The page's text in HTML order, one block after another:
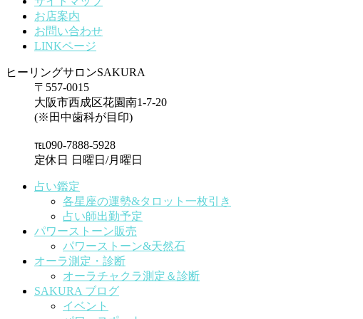
お店案内
お問い合わせ
LINKページ
ヒーリングサロンSAKURA
〒557-0015
大阪市西成区花園南1-7-20
(※田中歯科が目印)
℡090-7888-5928
定休日 日曜日/月曜日
占い鑑定
各星座の運勢&タロット一枚引き
占い師出勤予定
パワーストーン販売
パワーストーン&天然石
オーラ測定・診断
オーラチャクラ測定＆診断
SAKURA ブログ
イベント